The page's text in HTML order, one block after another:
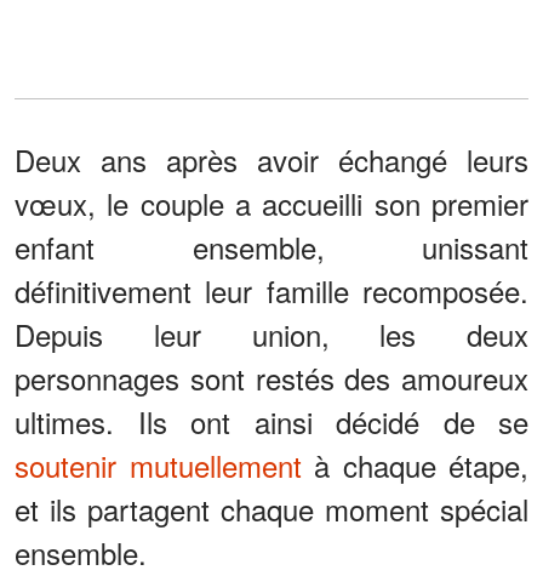
Deux ans après avoir échangé leurs
vœux, le couple a accueilli son premier
enfant ensemble, unissant
définitivement leur famille recomposée.
Depuis leur union, les deux
personnages sont restés des amoureux
ultimes. Ils ont ainsi décidé de se
soutenir mutuellement à chaque étape,
et ils partagent chaque moment spécial
ensemble.